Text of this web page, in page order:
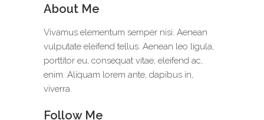
About Me
Vivamus elementum semper nisi. Aenean
vulputate eleifend tellus. Aenean leo ligula,
porttitor eu, consequat vitae, eleifend ac,
enim. Aliquam lorem ante, dapibus in,
viverra.
Follow Me